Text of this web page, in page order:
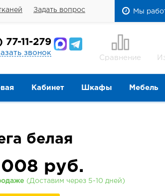
Задать вопрос Мы
77-11-279
звонок
Сравнение
Кабинет Шкафы Мебель
белая
руб.
(Доставим через 5-10 дней)